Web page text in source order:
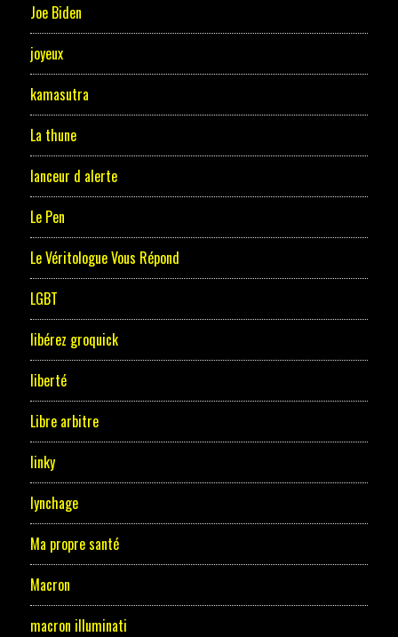
Joe Biden
joyeux
kamasutra
La thune
lanceur d alerte
Le Pen
Le Véritologue Vous Répond
LGBT
libérez groquick
liberté
Libre arbitre
linky
lynchage
Ma propre santé
Macron
macron illuminati